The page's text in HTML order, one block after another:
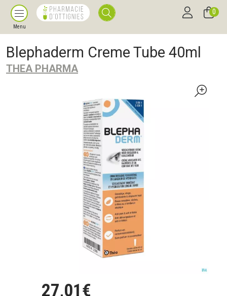
Menu
0
Blephaderm Creme Tube 40ml
THEA PHARMA
27,01€